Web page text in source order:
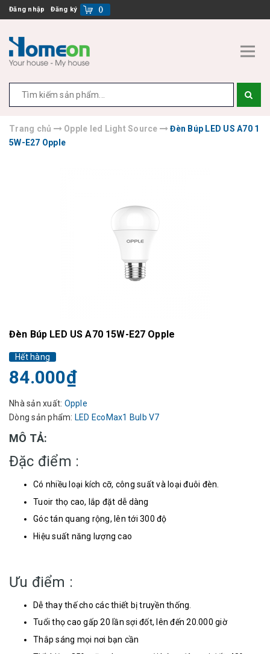
Đăng nhập Đăng ký ()
Trang chủ Opple led Light Source
Đèn Búp LED US A70 1
5W-E27 Opple
Đèn Búp LED US A70 15W-E27 Opple
Hết hàng
84.000₫
Nhà sản xuất: Opple
Dòng sản phẩm: LED EcoMax1 Bulb V7
MÔ TẢ:
Đặc điểm :
Có nhiều loại kích cỡ, công suất và loại đuôi đèn.
Tuoir thọ cao, lắp đặt dễ dàng
Góc tán quang rộng, lên tới 300 độ
Hiệu suất năng lượng cao
Ưu điểm :
Dễ thay thế cho các thiết bị truyền thống.
Tuổi thọ cao gấp 20 lần sợi đốt, lên đến 20.000 giờ
Thắp sáng mọi nơi bạn cần